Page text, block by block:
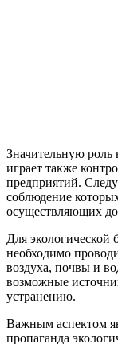
Значительную роль
играет также
предприятий.
соблюдение
осуществляющих
Для экологической
необходимо
воздуха, почвы и
возможные
устранению.
Важным аспектом
пропаганда